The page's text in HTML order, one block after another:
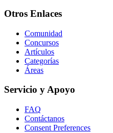
Otros Enlaces
Comunidad
Concursos
Artículos
Categorías
Áreas
Servicio y Apoyo
FAQ
Contáctanos
Consent Preferences